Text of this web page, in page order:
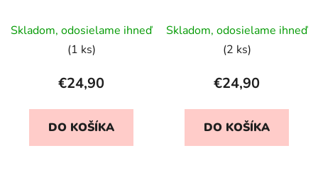
Skladom, odosielame ihneď
(1 ks)
€24,90
DO KOŠÍKA
Skladom, odosielame ihneď
(2 ks)
€24,90
DO KOŠÍKA